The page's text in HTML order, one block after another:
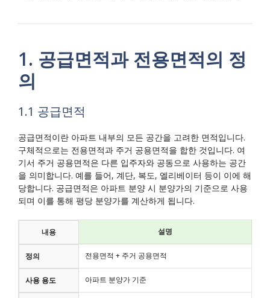
1. 공급면적과 전용면적의 정
의
1.1 공급면적
공급면적이란 아파트 내부의 모든 공간을 고려한 면적입니다.
구체적으로는 전용면적과 주거 공용면적을 합한 것입니다. 여
기서 주거 공용면적은 다른 입주자와 공동으로 사용하는 공간
을 의미합니다. 예를 들어, 계단, 복도, 엘리베이터 등이 이에 해
당합니다. 공급면적은 아파트 분양 시 분양가의 기준으로 사용
되며 이를 통해 평당 분양가를 계산하게 됩니다.
내용 설명
정의 전용면적 + 주거 공용면적
사용 용도 아파트 분양가 기준